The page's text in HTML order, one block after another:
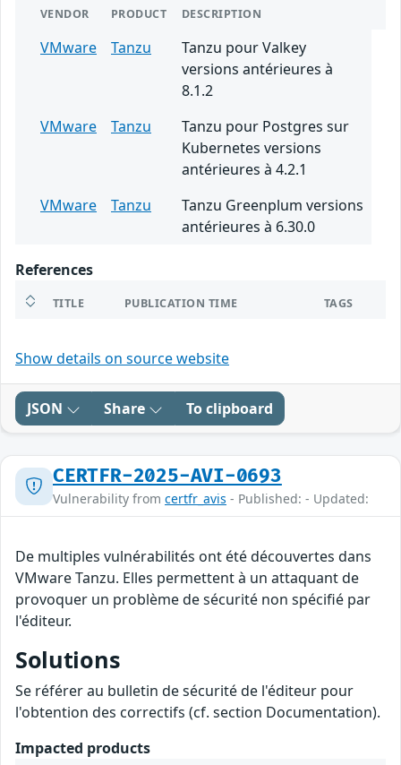
VENDOR PRODUCT DESCRIPTION
VMware Tanzu
Tanzu pour Valkey
versions antérieures à
8.1.2
VMware
Tanzu
Tanzu pour Postgres sur
Kubernetes versions
antérieures à 4.2.1
VMware
Tanzu
Tanzu Greenplum versions
antérieures à 6.30.0
References
TITLE PUBLICATION TIME TAGS
Show details on source website
JSON Share To clipboard
CERTFR-2025-AVI-0693
Vulnerability from certfr_avis - Published: - Updated:
De multiples vulnérabilités ont été découvertes dans
VMware Tanzu. Elles permettent à un attaquant de
provoquer un problème de sécurité non spécifié par
l'éditeur.
Solutions
Se référer au bulletin de sécurité de l'éditeur pour
l'obtention des correctifs (cf. section Documentation).
Impacted products